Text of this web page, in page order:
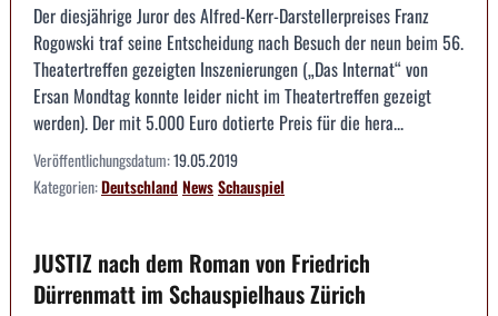
Der diesjährige Juror des Alfred-Kerr-Darstellerpreises Franz
Rogowski traf seine Entscheidung nach Besuch der neun beim 56.
Theatertreffen gezeigten Inszenierungen („Das Internat“ von
Ersan Mondtag konnte leider nicht im Theatertreffen gezeigt
werden). Der mit 5.000 Euro dotierte Preis für die hera...
Veröffentlichungsdatum:19.05.2019
Kategorien:DeutschlandNewsSchauspiel
JUSTIZ nach dem Roman von Friedrich
Dürrenmatt im Schauspielhaus Zürich